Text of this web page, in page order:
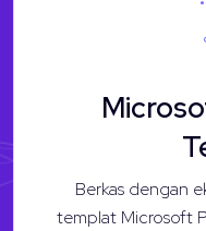
Berkas dengan
templat Microsoft